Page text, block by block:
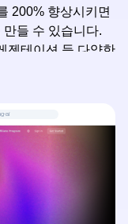
200% 향상시키면
들 수 있습니다.
젠테이션 등 다양한
작 요구사항을 충
사용자 정의 옵션
두가 창의성을 발
ai